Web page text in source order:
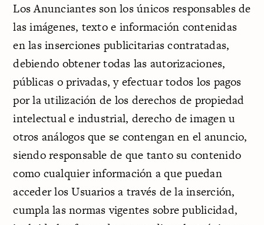
Los Anunciantes son los únicos responsables de
las imágenes, texto e información contenidas
en las inserciones publicitarias contratadas,
debiendo obtener todas las autorizaciones,
públicas o privadas, y efectuar todos los pagos
por la utilización de los derechos de propiedad
intelectual e industrial, derecho de imagen u
otros análogos que se contengan en el anuncio,
siendo responsable de que tanto su contenido
como cualquier información a que puedan
acceder los Usuarios a través de la inserción,
cumpla las normas vigentes sobre publicidad,